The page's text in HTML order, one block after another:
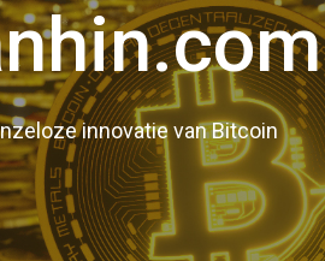
innovatie van Bitcoin